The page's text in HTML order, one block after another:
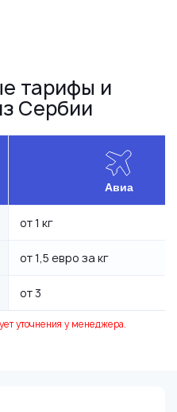
тарифы и
Сербии
Авиа
от 1 кг
от 1,5 евро за кг
от 3
уточнения у менеджера.